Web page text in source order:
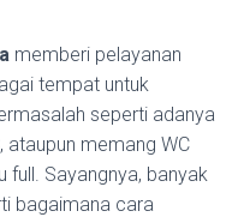
memberi pelayanan
tempat untuk
seperti adanya
ataupun memang WC
full. Sayangnya, banyak
bagaimana cara